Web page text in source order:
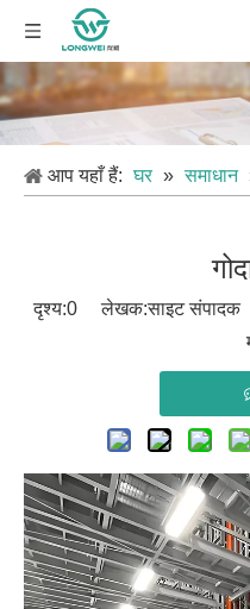
आप यहाँ हैं: घर » समाधान
दृश्य:0लेखक:साइट संपादक